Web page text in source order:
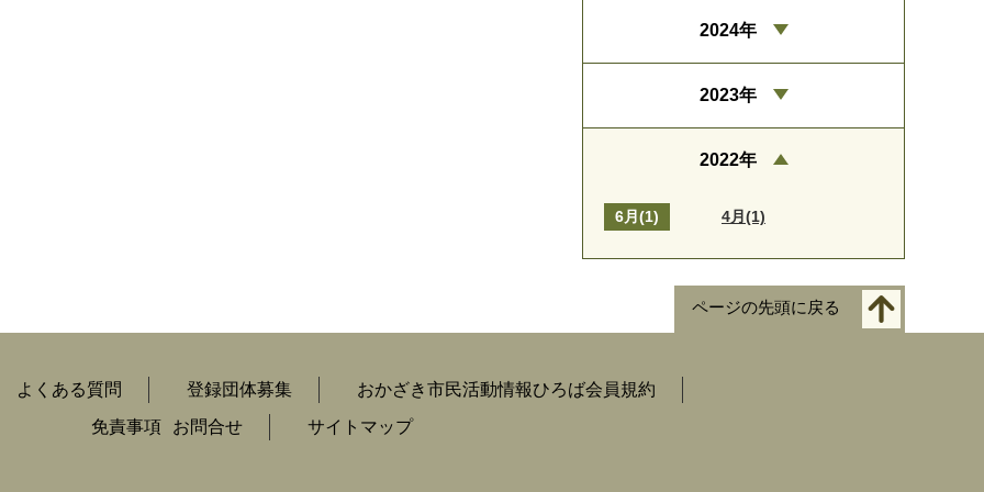
2024年
2023年
2022年
6月(1) 4月(1)
ページの先頭に戻る
よくある質問 登録団体募集
おかざき市民活動情報ひろば会員規約
免責事項
お問合せ サイトマップ